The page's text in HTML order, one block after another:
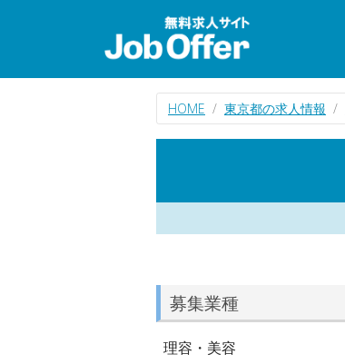
HOME 東京都の求人情報
募集業種
理容・美容